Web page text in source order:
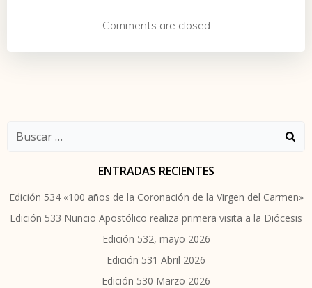
entradas
de
entradas
Comments are closed
Buscar:
ENTRADAS RECIENTES
Edición 534 «100 años de la Coronación de la Virgen del Carmen»
Edición 533 Nuncio Apostólico realiza primera visita a la Diócesis
Edición 532, mayo 2026
Edición 531 Abril 2026
Edición 530 Marzo 2026